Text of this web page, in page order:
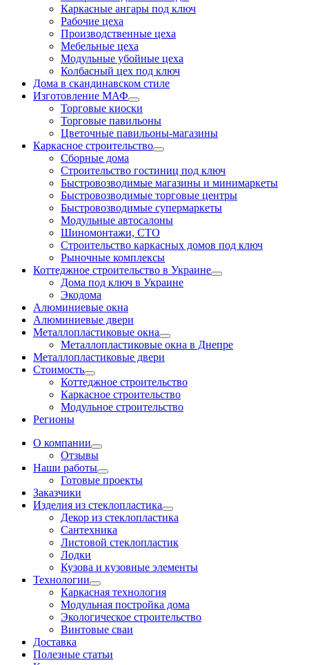
Каркасные ангары под ключ
Рабочие цеха
Производственные цеха
Мебельные цеха
Модульные убойные цеха
Колбасный цех под ключ
Дома в скандинавском стиле
Изготовление МАФ
Торговые киоски
Торговые павильоны
Цветочные павильоны-магазины
Каркасное строительство
Сборные дома
Строительство гостиниц под ключ
Быстровозводимые магазины и минимаркеты
Быстровозводимые торговые центры
Быстровозводимые супермаркеты
Модульные автосалоны
Шиномонтажи, СТО
Строительство каркасных домов под ключ
Рыночные комплексы
Коттеджное строительство в Украине
Дома под ключ в Украине
Экодома
Алюминиевые окна
Алюминиевые двери
Металлопластиковые окна
Металлопластиковые окна в Днепре
Металлопластиковые двери
Стоимость
Коттеджное строительство
Каркасное строительство
Модульное строительство
Регионы
О компании
Отзывы
Наши работы
Готовые проекты
Заказчики
Изделия из стеклопластика
Декор из стеклопластика
Сантехника
Листовой стеклопластик
Лодки
Кузова и кузовные элементы
Технологии
Каркасная технология
Модульная постройка дома
Экологическое строительство
Винтовые сваи
Доставка
Полезные статьи